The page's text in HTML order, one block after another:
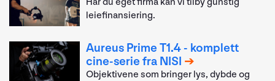
Har du eget firma kan vi tilby gunstig
leiefinansiering.
Aureus Prime T1.4 - komplett
cine-serie fra NISI
Objektivene som bringer lys, dybde og